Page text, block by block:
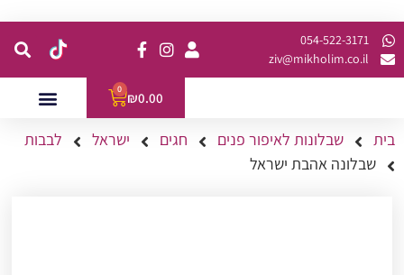
054-522-3171⁩
ziv@mikholim.co.il
₪0.00
0
בית שבלונות לאיפור פנים חגים ישראל
לבבות
שבלונה אהבת ישראל